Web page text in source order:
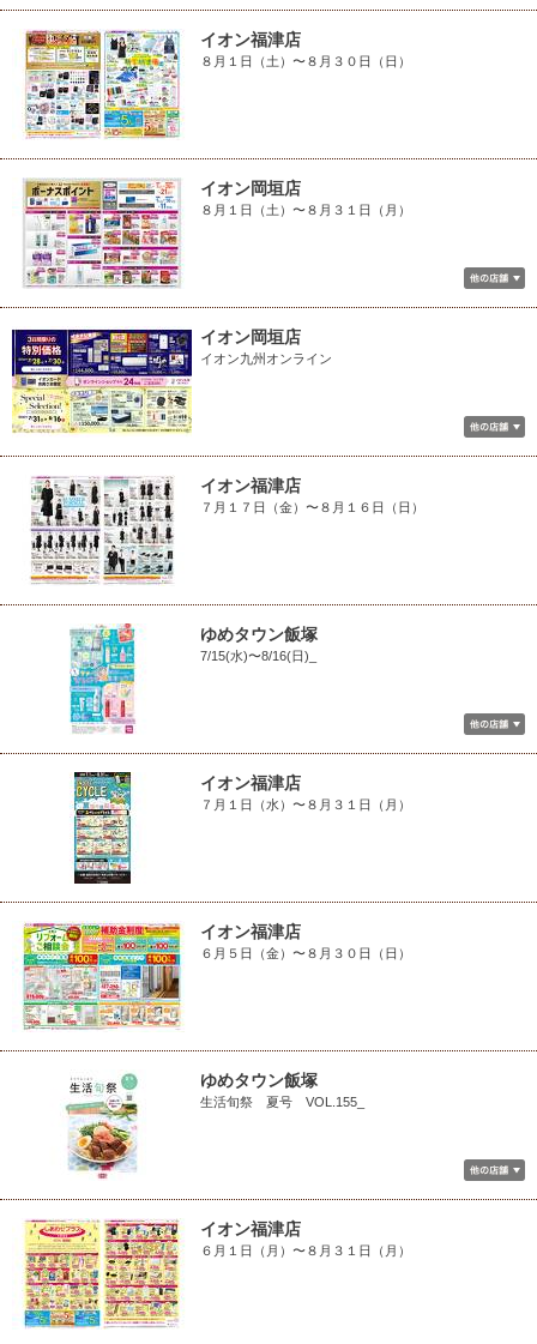
イオン福津店
８月１日（土）〜８月３０日（日）
イオン岡垣店
８月１日（土）〜８月３１日（月）
イオン岡垣店
イオン九州オンライン
イオン福津店
７月１７日（金）〜８月１６日（日）
ゆめタウン飯塚
7/15(水)〜8/16(日)_
イオン福津店
７月１日（水）〜８月３１日（月）
イオン福津店
６月５日（金）〜８月３０日（日）
ゆめタウン飯塚
生活旬祭 夏号 VOL.155_
イオン福津店
６月１日（月）〜８月３１日（月）